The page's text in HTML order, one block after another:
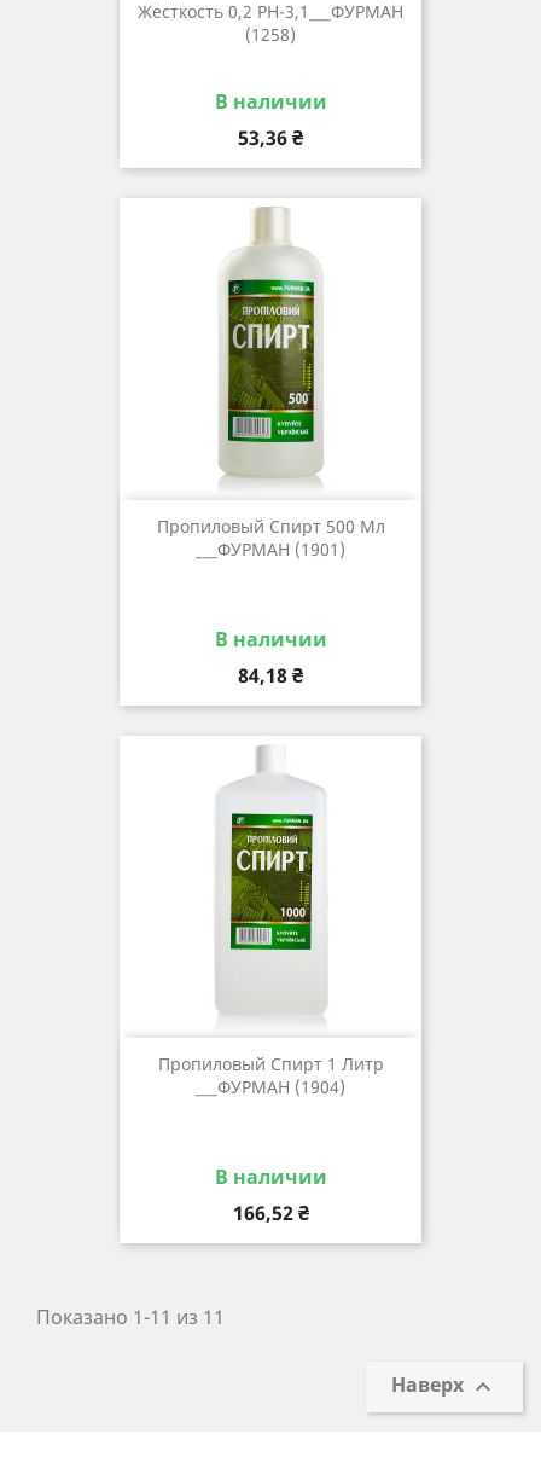
Жесткость 0,2 РН-3,1___ФУРМАН
(1258)
В наличии
Цена
53,36 ₴
Пропиловый Спирт 500 Мл
___ФУРМАН (1901)
В наличии
Цена
84,18 ₴
Пропиловый Спирт 1 Литр
___ФУРМАН (1904)
В наличии
Цена
166,52 ₴
Показано 1-11 из 11
Наверх 